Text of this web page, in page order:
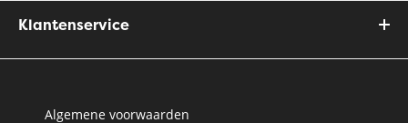
Klantenservice
Algemene voorwaarden